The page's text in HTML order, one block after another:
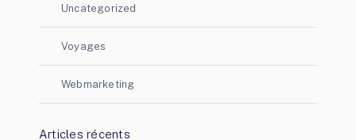
Uncategorized
Voyages
Webmarketing
Articles récents